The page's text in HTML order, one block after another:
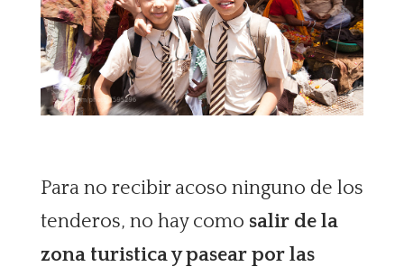
Para no recibir acoso ninguno de los
tenderos, no hay como salir de la
zona turistica y pasear por las